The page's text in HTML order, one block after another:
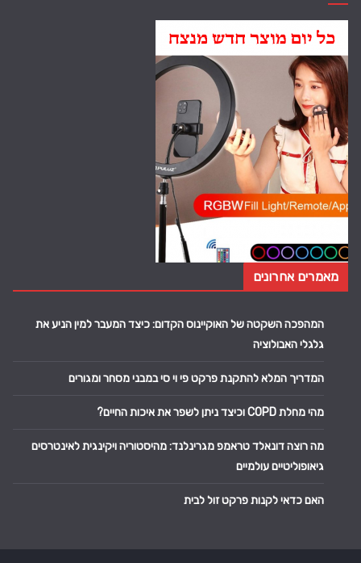
מאמרים אחרונים
המהפכה השקטה של האוקיינוס הקדום: כיצד המעבר למין הניע את
גלגלי האבולוציה
המדריך המלא להתקנת פרקט פי וי סי במבני מסחר ומגורים
מהי מחלת COPD וכיצד ניתן לשפר את איכות החיים?
מה רוצה דונאלד טראמפ מגרינלנד: מהיסטוריה ויקינגית לאינטרסים
גיאופוליטיים עולמיים
האם כדאי לקנות פרקט זול לבית